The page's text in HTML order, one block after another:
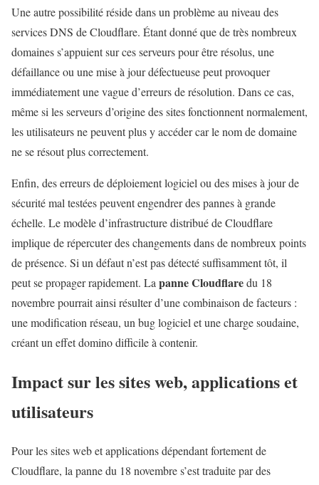
Une autre possibilité réside dans un problème au niveau des
services DNS de Cloudflare. Étant donné que de très nombreux
domaines s’appuient sur ces serveurs pour être résolus, une
défaillance ou une mise à jour défectueuse peut provoquer
immédiatement une vague d’erreurs de résolution. Dans ce cas,
même si les serveurs d’origine des sites fonctionnent normalement,
les utilisateurs ne peuvent plus y accéder car le nom de domaine
ne se résout plus correctement.
Enfin, des erreurs de déploiement logiciel ou des mises à jour de
sécurité mal testées peuvent engendrer des pannes à grande
échelle. Le modèle d’infrastructure distribué de Cloudflare
implique de répercuter des changements dans de nombreux points
de présence. Si un défaut n’est pas détecté suffisamment tôt, il
peut se propager rapidement. La panne Cloudflaredu 18
novembre pourrait ainsi résulter d’une combinaison de facteurs :
une modification réseau, un bug logiciel et une charge soudaine,
créant un effet domino difficile à contenir.
Impact sur les sites web, applications et
utilisateurs
Pour les sites web et applications dépendant fortement de
Cloudflare, la panne du 18 novembre s’est traduite par des